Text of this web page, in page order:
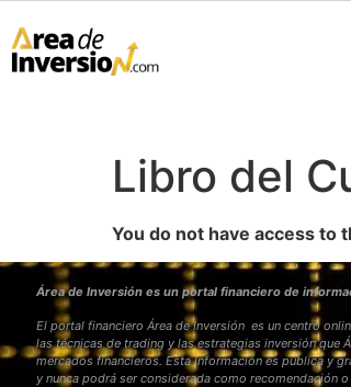
Libro del
You do not have access to
Área de Inversión es un portal financiero de
El portal financiero Área de Inversión es un centro
las técnicas de trading y las estrategias inversión que
mercados financieros. Esta Información es pública y
y nunca podrá ser considerada como recomendación